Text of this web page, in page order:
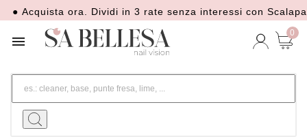
ora. Dividi in 3 rate senza interessi con Scalapay

0